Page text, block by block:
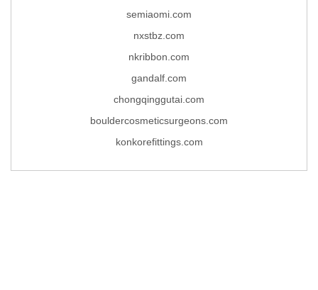
semiaomi.com
nxstbz.com
nkribbon.com
gandalf.com
chongqinggutai.com
bouldercosmeticsurgeons.com
konkorefittings.com